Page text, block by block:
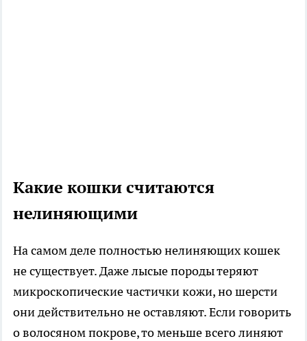
Какие кошки считаются
нелиняющими
На самом деле полностью нелиняющих кошек
не существует. Даже лысые породы теряют
микроскопические частички кожи, но шерсти
они действительно не оставляют. Если говорить
о волосяном покрове, то меньше всего линяют